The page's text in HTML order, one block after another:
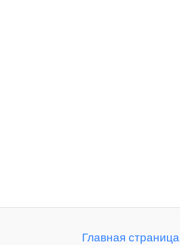
Главная страница